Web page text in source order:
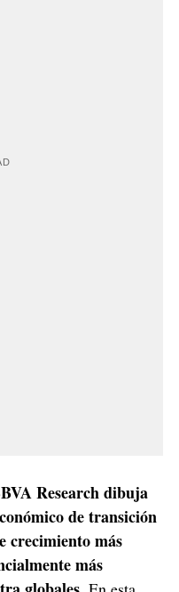
Research dibuja
de transición
crecimiento más
más